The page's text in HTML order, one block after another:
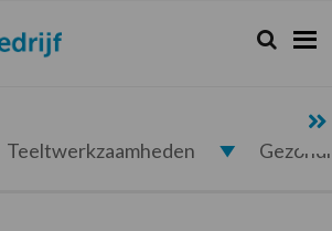
Zoeken...
Zoek
Teeltwerkzaamheden